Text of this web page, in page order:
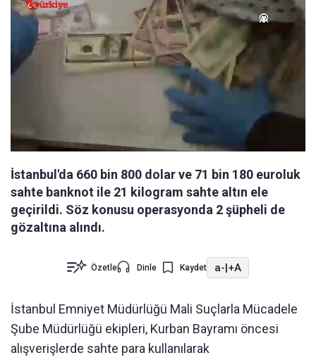
İstanbul'da 660 bin 800 dolar ve 71 bin 180 euroluk
sahte banknot ile 21 kilogram sahte altın ele
geçirildi. Söz konusu operasyonda 2 şüpheli de
gözaltına alındı.
Özetle Dinle Kaydet a-|+A
İstanbul Emniyet Müdürlüğü Mali Suçlarla Mücadele
Şube Müdürlüğü ekipleri, Kurban Bayramı öncesi
alışverişlerde sahte para kullanılarak